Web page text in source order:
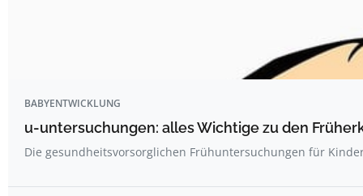
BABYENTWICKLUNG
u-untersuchungen: alles Wichtige zu den
Die gesundheitsvorsorglichen Frühuntersuchungen für